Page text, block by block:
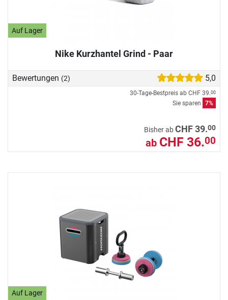
Auf Lager
Nike Kurzhantel Grind - Paar
Bewertungen (2) 5,0
30-Tage-Bestpreis ab CHF 39.00
Sie sparen 7%
Bisher abCHF 39.00
ab CHF 36.00
Auf Lager